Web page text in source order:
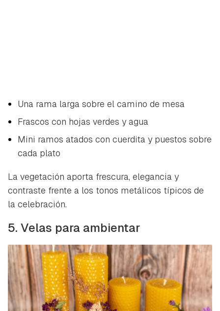
Una rama larga sobre el camino de mesa
Frascos con hojas verdes y agua
Mini ramos atados con cuerdita y puestos sobre
cada plato
La vegetación aporta frescura, elegancia y
contraste frente a los tonos metálicos típicos de
la celebración.
5. Velas para ambientar